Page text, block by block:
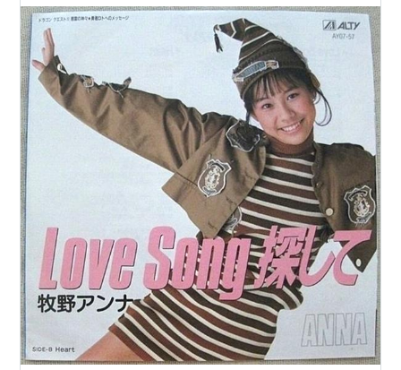
関連
スターライトスタジオ
アクターズスタジオ
キャレス